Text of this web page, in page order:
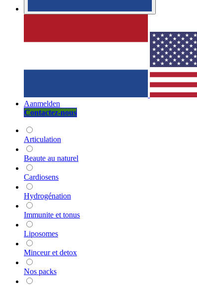
Aanmelden
Contactez-nous
Articulation
Beaute au naturel
Cardiosens
Hydrogénation
Immunite et tonus
Liposomes
Minceur et detox
Nos packs